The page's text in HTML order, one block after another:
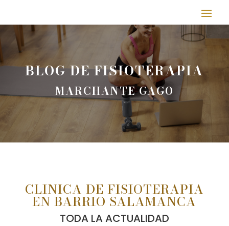
BLOG DE FISIOTERAPIA
MARCHANTE GAGO
CLINICA DE FISIOTERAPIA
EN BARRIO SALAMANCA
TODA LA ACTUALIDAD